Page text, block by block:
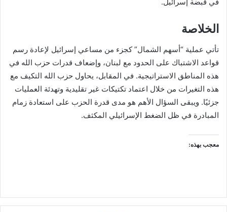
الخلاصة
تأتي عملية “أسهم الشمال” كجزء من مساعي إسرائيل لإعادة رسم
قواعد الاشتباك على الحدود مع لبنان، وإضعاف قدرات حزب الله في
هذه المناطق الاستراتيجية. في المقابل، يحاول حزب الله التكيف مع
هذه التغيرات من خلال اعتماد تكتيكات غير تقليدية وتهدئة العمليات
جزئيًا. ويبقى السؤال الأهم هو مدى قدرة الحزب على استعادة زمام
المبادرة في ظل الضغط الإسرائيلي المكثف.
معجب بهذه: